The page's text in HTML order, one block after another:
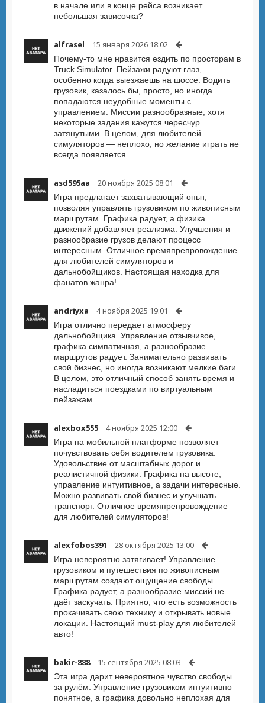
в начале или в конце рейса возникает
небольшая зависочка?
alfrasel 15 января 2026 18:02
Почему-то мне нравится ездить по просторам в
Truck Simulator. Пейзажи радуют глаз,
особенно когда выезжаешь на шоссе. Водить
грузовик, казалось бы, просто, но иногда
попадаются неудобные моменты с
управлением. Миссии разнообразные, хотя
некоторые задания кажутся чересчур
затянутыми. В целом, для любителей
симуляторов — неплохо, но желание играть не
всегда появляется.
asd595aa 20 ноября 2025 08:01
Игра предлагает захватывающий опыт,
позволяя управлять грузовиком по живописным
маршрутам. Графика радует, а физика
движений добавляет реализма. Улучшения и
разнообразие грузов делают процесс
интересным. Отличное времяпрепровождение
для любителей симуляторов и
дальнобойщиков. Настоящая находка для
фанатов жанра!
andriyxa 4 ноября 2025 19:01
Игра отлично передает атмосферу
дальнобойщика. Управление отзывчивое,
графика симпатичная, а разнообразие
маршрутов радует. Занимательно развивать
свой бизнес, но иногда возникают мелкие баги.
В целом, это отличный способ занять время и
насладиться поездками по виртуальным
пейзажам.
alexbox555 4 ноября 2025 12:00
Игра на мобильной платформе позволяет
почувствовать себя водителем грузовика.
Удовольствие от масштабных дорог и
реалистичной физики. Графика на высоте,
управление интуитивное, а задачи интересные.
Можно развивать свой бизнес и улучшать
транспорт. Отличное времяпрепровождение
для любителей симуляторов!
alexfobos391 28 октября 2025 13:00
Игра невероятно затягивает! Управление
грузовиком и путешествия по живописным
маршрутам создают ощущение свободы.
Графика радует, а разнообразие миссий не
даёт заскучать. Приятно, что есть возможность
прокачивать свою технику и открывать новые
локации. Настоящий must-play для любителей
авто!
bakir-888 15 сентября 2025 08:03
Эта игра дарит невероятное чувство свободы
за рулём. Управление грузовиком интуитивно
понятное, а графика довольно неплохая для